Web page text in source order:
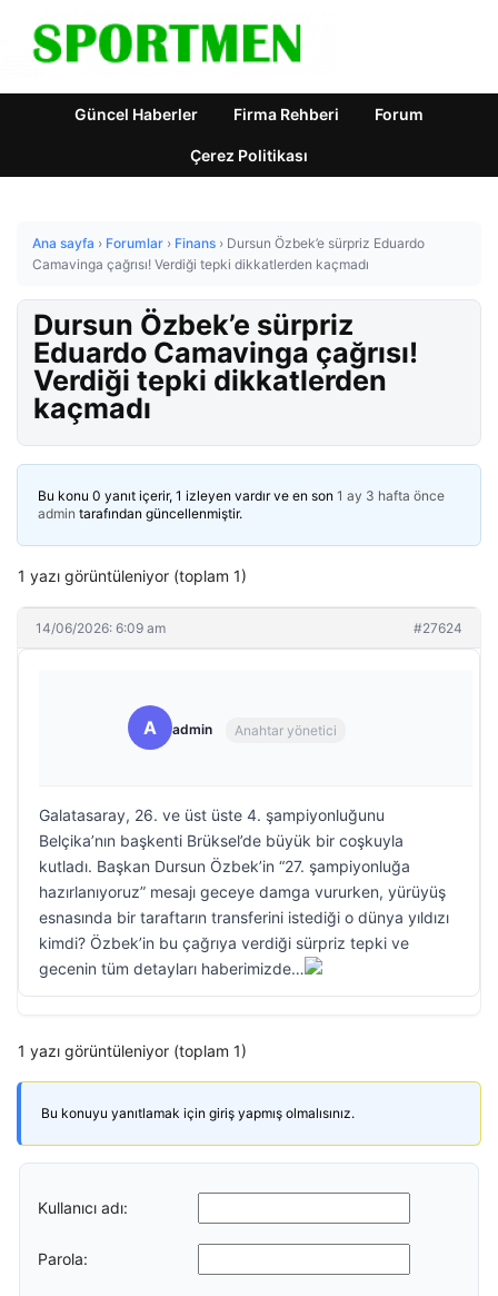
Güncel Haberler Firma Rehberi Forum
Çerez Politikası
Ana sayfa › Forumlar › Finans › Dursun Özbek’e sürpriz Eduardo
Camavinga çağrısı! Verdiği tepki dikkatlerden kaçmadı
Dursun Özbek’e sürpriz
Eduardo Camavinga çağrısı!
Verdiği tepki dikkatlerden
kaçmadı
Bu konu 0 yanıt içerir, 1 izleyen vardır ve en son 1 ay 3 hafta önce
admin tarafından güncellenmiştir.
1 yazı görüntüleniyor (toplam 1)
14/06/2026: 6:09 am #27624
A admin Anahtar yönetici
Galatasaray, 26. ve üst üste 4. şampiyonluğunu
Belçika’nın başkenti Brüksel’de büyük bir coşkuyla
kutladı. Başkan Dursun Özbek’in “27. şampiyonluğa
hazırlanıyoruz” mesajı geceye damga vururken, yürüyüş
esnasında bir taraftarın transferini istediği o dünya yıldızı
kimdi? Özbek’in bu çağrıya verdiği sürpriz tepki ve
gecenin tüm detayları haberimizde…
1 yazı görüntüleniyor (toplam 1)
Bu konuyu yanıtlamak için giriş yapmış olmalısınız.
Kullanıcı adı:
Parola: